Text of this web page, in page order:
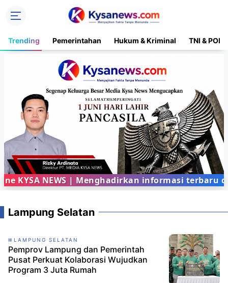
Trending Pemerintahan Hukum & Kriminal TNI &
NEWS | Menghadirkan informasi terbaru dari
Lampung Selatan
LAMPUNG SELATAN
Pemprov Lampung dan Pemerintah
Pusat Perkuat Kolaborasi Wujudkan
Program 3 Juta Rumah